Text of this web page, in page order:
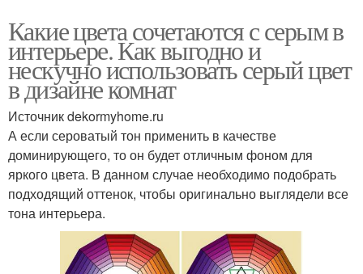
Какие цвета сочетаются с серым в
интерьере. Как выгодно и
нескучно использовать серый цвет
в дизайне комнат
Источник dekormyhome.ru
А если сероватый тон применить в качестве
доминирующего, то он будет отличным фоном для
яркого цвета. В данном случае необходимо подобрать
подходящий оттенок, чтобы оригинально выглядели все
тона интерьера.